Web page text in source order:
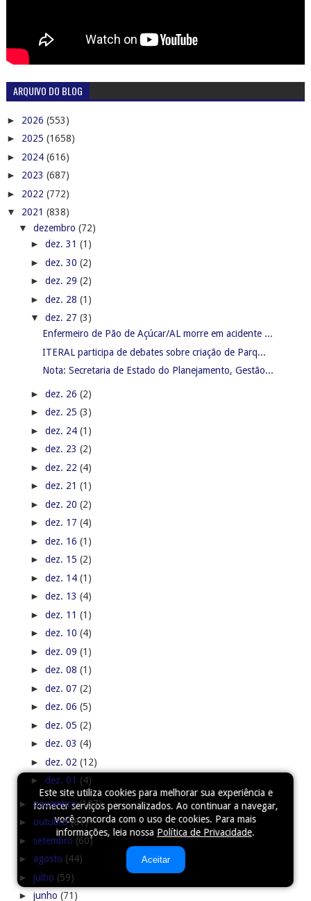
Este site utiliza cookies para melhorar sua experiência e
fornecer serviços personalizados. Ao continuar a navegar,
você concorda com o uso de cookies. Para mais
informações, leia nossa Política de Privacidade.
Aceitar
ARQUIVO DO BLOG
► 2026 (553)
► 2025 (1658)
► 2024 (616)
► 2023 (687)
► 2022 (772)
▼ 2021 (838)
▼ dezembro (72)
► dez. 31 (1)
► dez. 30 (2)
► dez. 29 (2)
► dez. 28 (1)
▼ dez. 27 (3)
Enfermeiro de Pão de Açúcar/AL morre em acidente ...
ITERAL participa de debates sobre criação de Parq...
Nota: Secretaria de Estado do Planejamento, Gestão...
► dez. 26 (2)
► dez. 25 (3)
► dez. 24 (1)
► dez. 23 (2)
► dez. 22 (4)
► dez. 21 (1)
► dez. 20 (2)
► dez. 17 (4)
► dez. 16 (1)
► dez. 15 (2)
► dez. 14 (1)
► dez. 13 (4)
► dez. 11 (1)
► dez. 10 (4)
► dez. 09 (1)
► dez. 08 (1)
► dez. 07 (2)
► dez. 06 (5)
► dez. 05 (2)
► dez. 03 (4)
► dez. 02 (12)
► dez. 01 (4)
► novembro(107)
► outubro(81)
► setembro (60)
► agosto (44)
► julho (59)
► junho (71)